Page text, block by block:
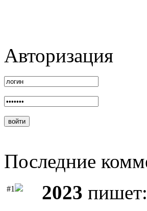
Авторизация
Последние
#1 2023